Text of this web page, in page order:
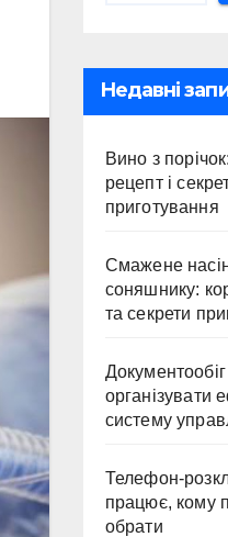
Недавні
Вино з
рецепт і
приготування
Смажене
соняшнику:
та секрети
організувати
систему
Телефон-
працює, кому
обрати